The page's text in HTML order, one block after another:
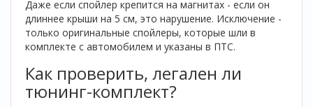
Даже если спойлер крепится на магнитах - если он
длиннее крыши на 5 см, это нарушение. Исключение -
только оригинальные спойлеры, которые шли в
комплекте с автомобилем и указаны в ПТС.
Как проверить, легален ли
тюнинг-комплект?